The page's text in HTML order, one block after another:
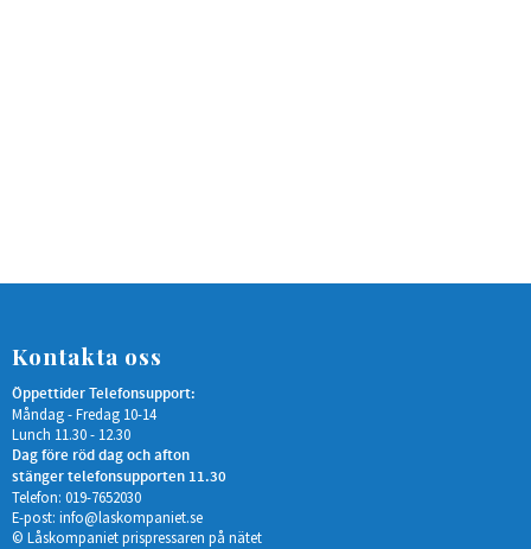
Kontakta oss
Öppettider Telefonsupport:
Måndag - Fredag 10-14
Lunch 11.30 - 12.30
Dag före röd dag och afton
stänger telefonsupporten 11.30
Telefon: 019-7652030
E-post: info@laskompaniet.se
© Låskompaniet prispressaren på nätet